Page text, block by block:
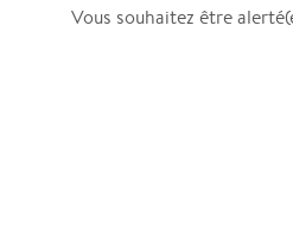
Vous souhaitez être